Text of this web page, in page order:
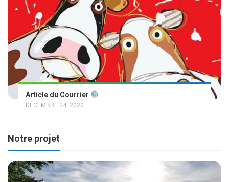
Article du Courrier
DÉCEMBRE 24, 2020
Notre projet